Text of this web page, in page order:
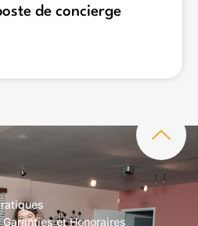
de concierge
Garanties et Honoraires